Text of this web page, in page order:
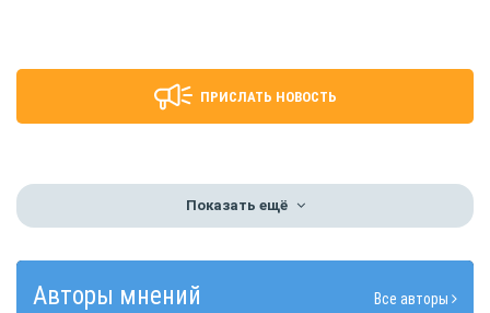
ПРИСЛАТЬ НОВОСТЬ
Показать ещё
Авторы мнений Все авторы